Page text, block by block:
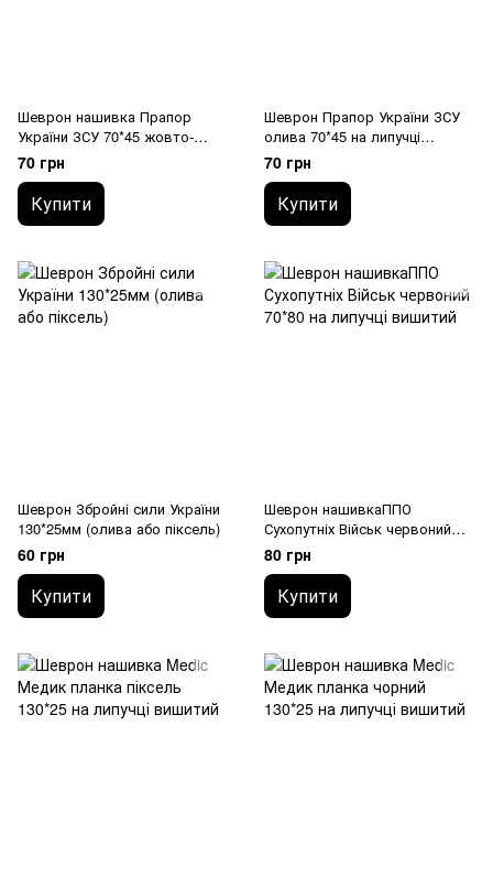
Шеврон нашивка Прапор
України ЗСУ 70*45 жовто-
блакитний на липучці вишитий
70 грн
Купити
Шеврон Прапор України ЗСУ
олива 70*45 на липучці
вишитий
70 грн
Купити
Шеврон Збройні сили України
130*25мм (олива або піксель)
60 грн
Купити
Шеврон нашивкаППО
Сухопутніх Військ червоний
70*80 на липучці вишитий
80 грн
Купити